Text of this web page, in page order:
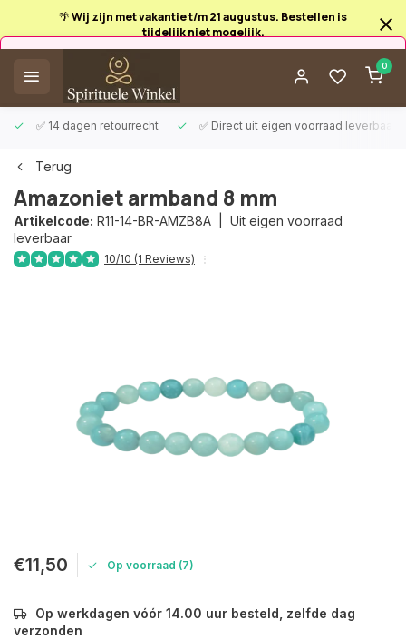
🌴 Wij zijn met vakantie t/m 21 augustus. Bestellen is
tijdelijk niet mogelijk.
0
✅ 14 dagen retourrecht ✅ Direct uit eigen voorraad leverbaar
Afrekenen is uitgeschakeld.
Terug
Amazoniet armband 8 mm
Artikelcode: R11-14-BR-AMZB8A | Uit eigen voorraad
leverbaar
10/10 (1 Reviews)
€11,50 Op voorraad (7)
Op werkdagen vóór 14.00 uur besteld, zelfde dag
verzonden